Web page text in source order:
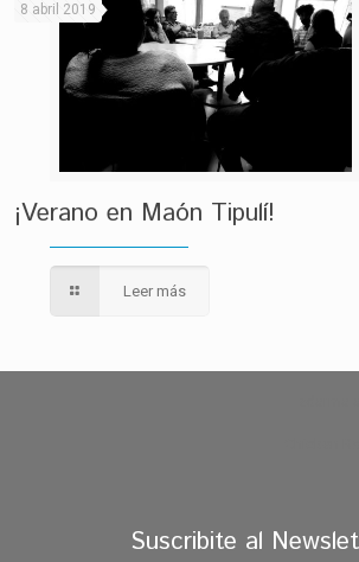
8 abril 2019
¡Verano en Maón Tipulí!
Leer más
Suscribite al